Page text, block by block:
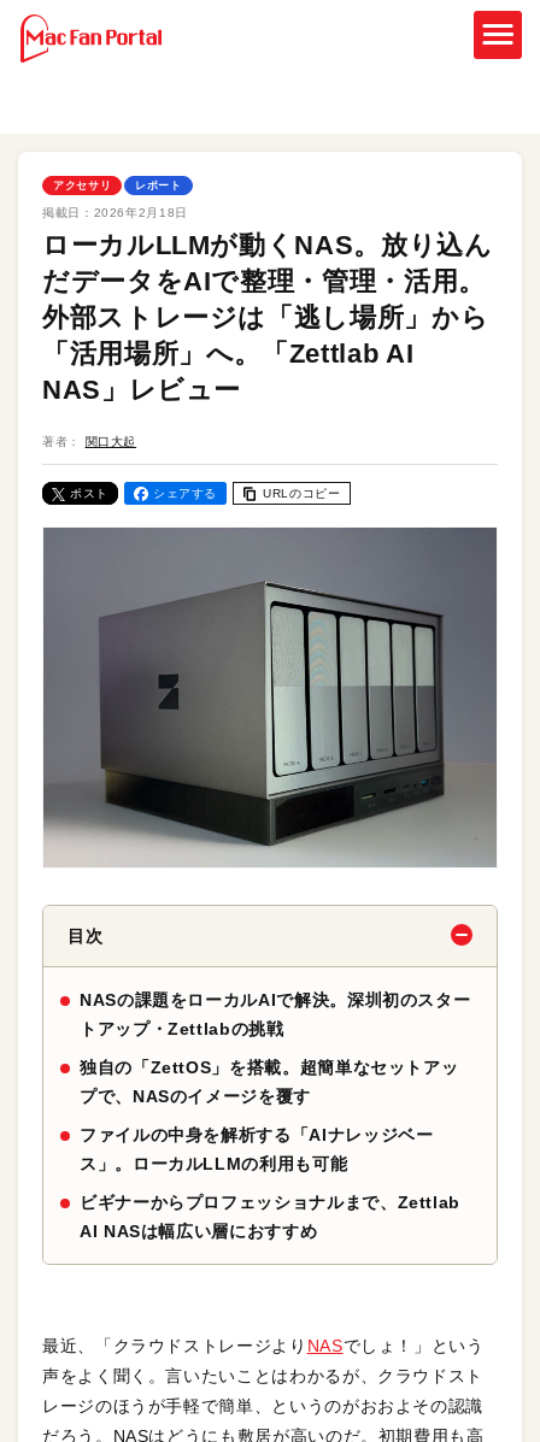
アクセサリ レポート
掲載日： 2026年2月18日
ローカルLLMが動くNAS。放り込ん
だデータをAIで整理・管理・活用。
外部ストレージは「逃し場所」から
「活用場所」へ。「Zettlab AI
NAS」レビュー
著者： 関口大起
ポスト シェアする URLのコピー
目次
NASの課題をローカルAIで解決。深圳初のスター
トアップ・Zettlabの挑戦
独自の「ZettOS」を搭載。超簡単なセットアッ
プで、NASのイメージを覆す
ファイルの中身を解析する「AIナレッジベー
ス」。ローカルLLMの利用も可能
ビギナーからプロフェッショナルまで、Zettlab
AI NASは幅広い層におすすめ
最近、「クラウドストレージより NASでしょ！」という
声をよく聞く。言いたいことはわかるが、クラウドスト
レージのほうが手軽で簡単、というのがおおよその認識
だろう。NASはどうにも敷居が高いのだ。初期費用も高